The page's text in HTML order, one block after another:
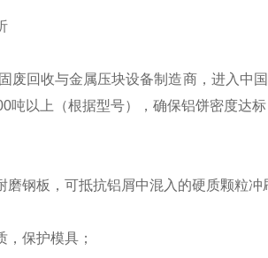
废回收与金属压块设备制造商，进入中
吨以上（根据型号），确保铝饼密度达
磨钢板，可抵抗铝屑中混入的硬质颗粒冲
保护模具；